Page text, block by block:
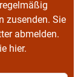
zusenden. Sie
abmelden.
hier.